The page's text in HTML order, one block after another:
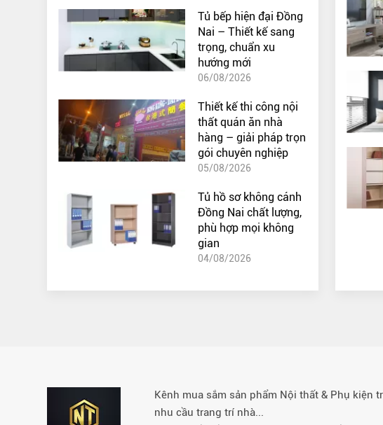
Tủ bếp hiện đại Đồng
Nai – Thiết kế sang
trọng, chuẩn xu
hướng mới
06/08/2026
Thiết kế thi công nội
thất quán ăn nhà
hàng – giải pháp trọn
gói chuyên nghiệp
05/08/2026
Tủ hồ sơ không cánh
Đồng Nai chất lượng,
phù hợp mọi không
gian
04/08/2026
Kênh mua sắm sản phẩm Nội thất & Phụ kiện
nhu cầu trang trí nhà...